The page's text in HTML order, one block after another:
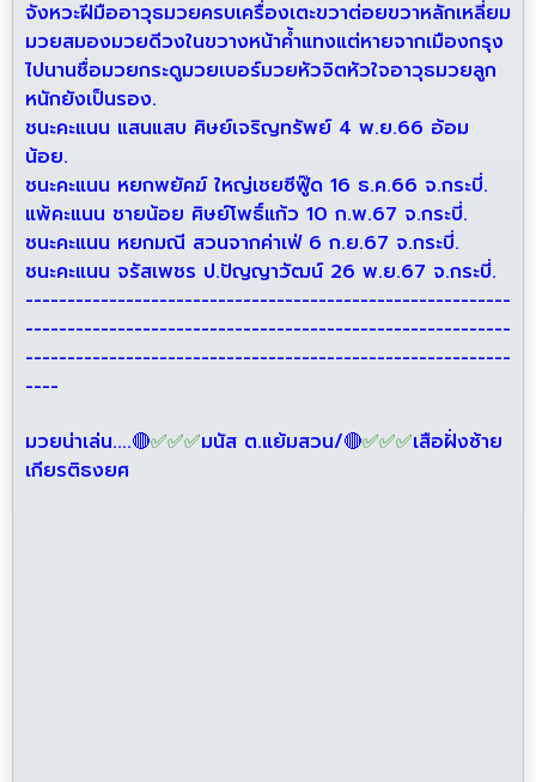
จังหวะฝีมืออาวุธมวยครบเครื่องเตะขวาต่อยขวาหลักเหลี่ยม
มวยสมองมวยดีวงในขวางหน้าค้ำแทงแต่หายจากเมืองกรุง
ไปนานชื่อมวยกระดูมวยเบอร์มวยหัวจิตหัวใจอาวุธมวยลูก
หนักยังเป็นรอง.
ชนะคะแนน แสนแสบ ศิษย์เจริญทรัพย์ 4 พ.ย.66 อ้อม
น้อย.
ชนะคะแนน หยกพยัคฆ์ ใหญ่เชยซีฟู๊ด 16 ธ.ค.66 จ.กระบี่.
แพ้คะแนน ชายน้อย ศิษย์โพธิ์แก้ว 10 ก.พ.67 จ.กระบี่.
ชนะคะแนน หยกมณี สวนจากค่าเฟ่ 6 ก.ย.67 จ.กระบี่.
ชนะคะแนน จรัสเพชร ป.ปัญญาวัฒน์ 26 พ.ย.67 จ.กระบี่.
----------------------------------------------------------
----------------------------------------------------------
----------------------------------------------------------
----
มวยน่าเล่น....🔴✅✅✅มนัส ต.แย้มสวน/🔴✅✅✅เสือฝั่งซ้าย
เกียรติธงยศ